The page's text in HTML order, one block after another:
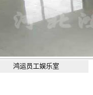
鸿运员工娱乐室